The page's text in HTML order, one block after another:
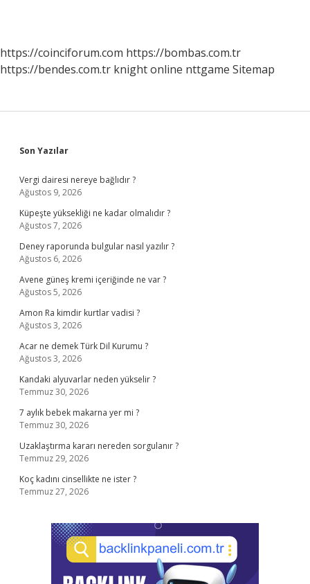
https://coinciforum.com https://bombas.com.tr
https://bendes.com.tr knight online nttgame Sitemap
Sidebar
Son Yazılar
Vergi dairesi nereye bağlıdır ?
Ağustos 9, 2026
Küpeşte yüksekliği ne kadar olmalıdır ?
Ağustos 7, 2026
Deney raporunda bulgular nasıl yazılır ?
Ağustos 6, 2026
Avene güneş kremi içeriğinde ne var ?
Ağustos 5, 2026
Amon Ra kimdir kurtlar vadisi ?
Ağustos 3, 2026
Acar ne demek Türk Dil Kurumu ?
Ağustos 3, 2026
Kandaki alyuvarlar neden yükselir ?
Temmuz 30, 2026
7 aylık bebek makarna yer mi ?
Temmuz 30, 2026
Uzaklaştırma kararı nereden sorgulanır ?
Temmuz 29, 2026
Koç kadını cinsellikte ne ister ?
Temmuz 27, 2026